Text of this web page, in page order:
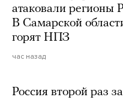
атаковали регионы
В Самарской
горят НПЗ
час назад
Россия второй раз